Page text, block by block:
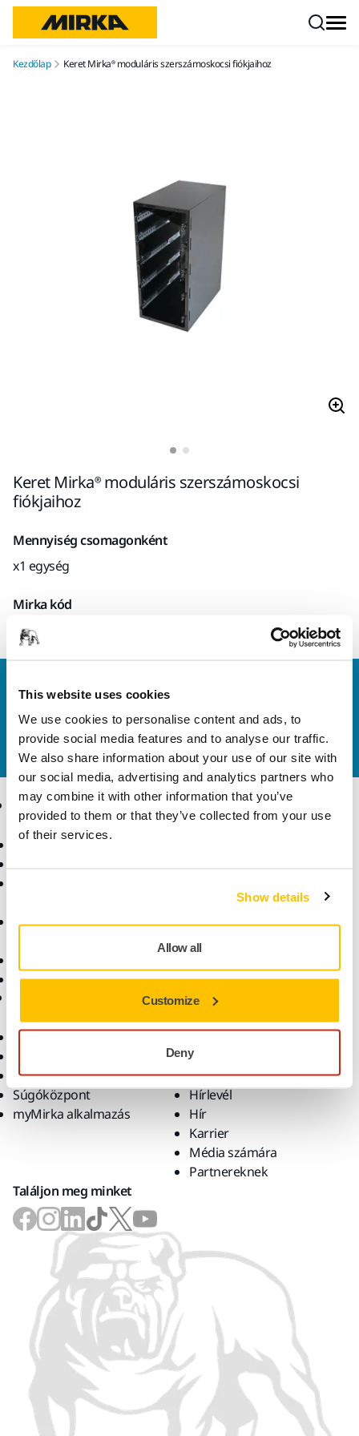
This website uses cookies
We use cookies to personalise content and ads, to
provide social media features and to analyse our traffic.
We also share information about your use of our site with
our social media, advertising and analytics partners who
may combine it with other information that you’ve
provided to them or that they’ve collected from your use
of their services.
Show details
Allow all
Customize
Deny
Kezdőlap Keret Mirka® moduláris szerszámoskocsi fiókjaihoz
Keret Mirka® moduláris szerszámoskocsi
fiókjaihoz
Mennyiség csomagonként
x1 egység
Mirka kód
9194011911
Vegye fel velünk a kapcsolatot
kapcsolatot és szakértő Támogató csapatunk
válaszol kérdéseire.
Termékek
Elektromos szerszámok
Kiegészítők és
Top márkák
Tudásbázis
Letöltések
Ügyfélszolgálat
Súgóközpont
myMirka alkalmazás
Vállalat
Rólunk
Vegye fel velünk a
kapcsolatot
Hírlevél
Hír
Karrier
Média számára
Partnereknek
Találjon meg minket